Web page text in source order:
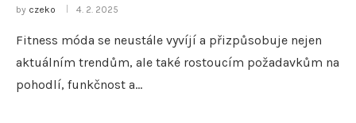
by czeko 4. 2. 2025
Fitness móda se neustále vyvíjí a přizpůsobuje nejen
aktuálním trendům, ale také rostoucím požadavkům na
pohodlí, funkčnost a…